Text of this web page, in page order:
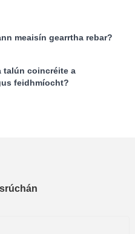
meaisín gearrtha rebar?
talún coincréite a
feidhmíocht?